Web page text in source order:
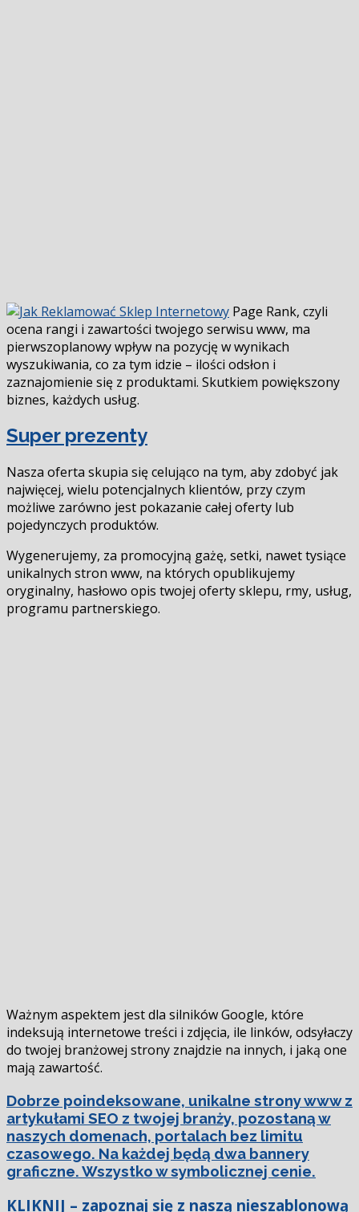
Page Rank, czyli
ocena rangi i zawartości twojego serwisu www, ma
pierwszoplanowy wpływ na pozycję w wynikach
wyszukiwania, co za tym idzie – ilości odsłon i
zaznajomienie się z produktami. Skutkiem powiększony
biznes, każdych usług.
Super prezenty
Nasza oferta skupia się celująco na tym, aby zdobyć jak
najwięcej, wielu potencjalnych klientów, przy czym
możliwe zarówno jest pokazanie całej oferty lub
pojedynczych produktów.
Wygenerujemy, za promocyjną gażę, setki, nawet tysiące
unikalnych stron www, na których opublikujemy
oryginalny, hasłowo opis twojej oferty sklepu, firmy, usług,
programu partnerskiego.
Ważnym aspektem jest dla silników Google, które
indeksują internetowe treści i zdjęcia, ile linków, odsyłaczy
do twojej branżowej strony znajdzie na innych, i jaką one
mają zawartość.
Dobrze poindeksowane, unikalne strony www z
artykułami SEO z twojej branży, pozostaną w
naszych domenach, portalach bez limitu
czasowego. Na każdej będą dwa bannery
graficzne. Wszystko w symbolicznej cenie.
KLIKNIJ – zapoznaj się z naszą nieszablonową